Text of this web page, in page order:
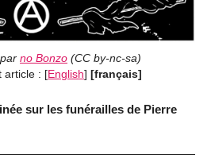
par no Bonzo (CC by-nc-sa)
article : [English] [français]
sur les funérailles de Pierre